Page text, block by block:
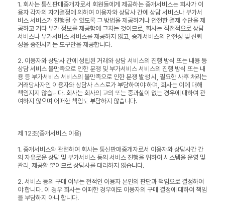
1. 회사는 통신판매중개자로서 회원들에게 제공하는 중개서비스는 회사가 이
용자 각자의 자기결정에 의하여 이용자와 상담사 간에 상담 서비스나 부가서
비스 서비스가 진행될 수 있도록 그 방법을 제공하거나 안전한 결제 수단을 제
공하고 기타 부가 정보를 제공함에 그치는 것이므로, 회사는 직접적으로 상담
서비스나 부가서비스 서비스를 제공하지 않고, 중개서비스의 안전성 및 신뢰
성을 증진시키는 도구만을 제공합니다.
2. 이용자와 상담사 간에 성립된 거래와 상담 서비스의 진행 방식 또는 내용 등
상담 서비스 불만족으로 인한 분쟁 및 부가서비스 서비스의 진행 방식 또는 내
용 등 부가서비스 서비스의 불만족으로 인한 분쟁 발생 시, 필요한 사후 처리는
거래당사자인 이용자와 상담사 스스로가 부담하여야 하며, 회사는 이에 대해
책임지지 않습니다. 회사는 회사의 고의 또는 중과실이 없는 경우에 대하여 관
여하지 않으며 어떠한 책임도 부담하지 않습니다.
제 12조(중개서비스 이용)
1. 중개서비스와 관련하여 회사는 통신판매중개자로서 이용자와 상담사간 간
의 자유로운 상담 및 부가서비스 등의 서비스 진행을 위하여 시스템을 운영 및
관리, 제공할 뿐이므로 상담사를 대리하지 않습니다.
2. 서비스 등의 구매 여부는 전적인 이용자 본인의 판단과 책임으로 결정하여
야 합니다. 이 경우 회사는 어떠한 경우에도 이용자의 구매 결정에 대하여 책임
을 부담하지 아니 합니다.